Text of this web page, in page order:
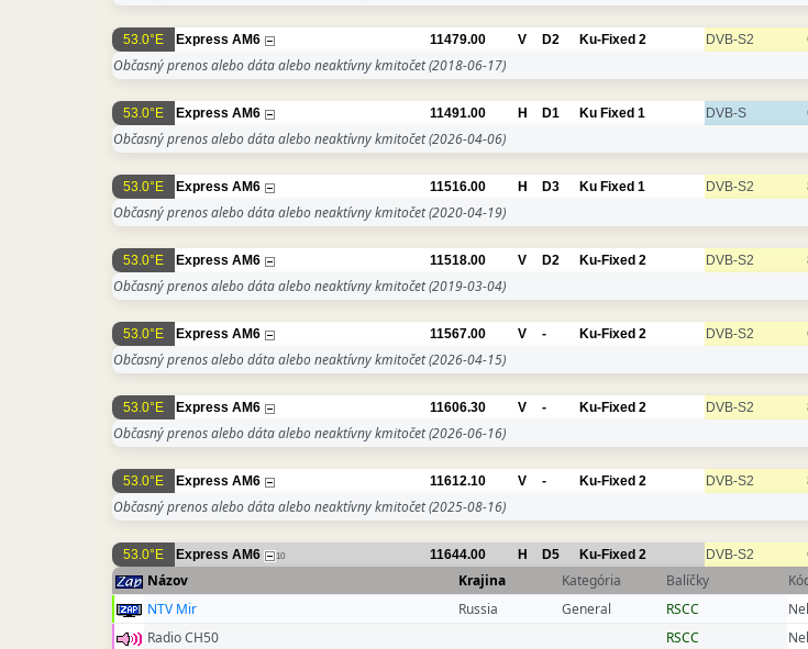
53.0°E Express AM6 11479.00 V D2 Ku-Fixed 2 DVB-S2
Občasný prenos alebo dáta alebo neaktívny kmitočet(2018-06-17)
53.0°E Express AM6 11491.00 H D1 Ku Fixed 1 DVB-S
Občasný prenos alebo dáta alebo neaktívny kmitočet(2026-04-06)
53.0°E Express AM6 11516.00 H D3 Ku Fixed 1 DVB-S2
Občasný prenos alebo dáta alebo neaktívny kmitočet(2020-04-19)
53.0°E Express AM6 11518.00 V D2 Ku-Fixed 2 DVB-S2
Občasný prenos alebo dáta alebo neaktívny kmitočet(2019-03-04)
53.0°E Express AM6 11567.00 V - Ku-Fixed 2 DVB-S2
Občasný prenos alebo dáta alebo neaktívny kmitočet(2026-04-15)
53.0°E Express AM6 11606.30 V - Ku-Fixed 2 DVB-S2
Občasný prenos alebo dáta alebo neaktívny kmitočet(2026-06-16)
53.0°E Express AM6 11612.10 V - Ku-Fixed 2 DVB-S2
Občasný prenos alebo dáta alebo neaktívny kmitočet(2025-08-16)
53.0°E Express AM6 10 11644.00 H D5 Ku-Fixed 2 DVB-S2
Názov Krajina Kategória Balíčky
NTV Mir
Russia General RSCC
Radio CH50
RSCC